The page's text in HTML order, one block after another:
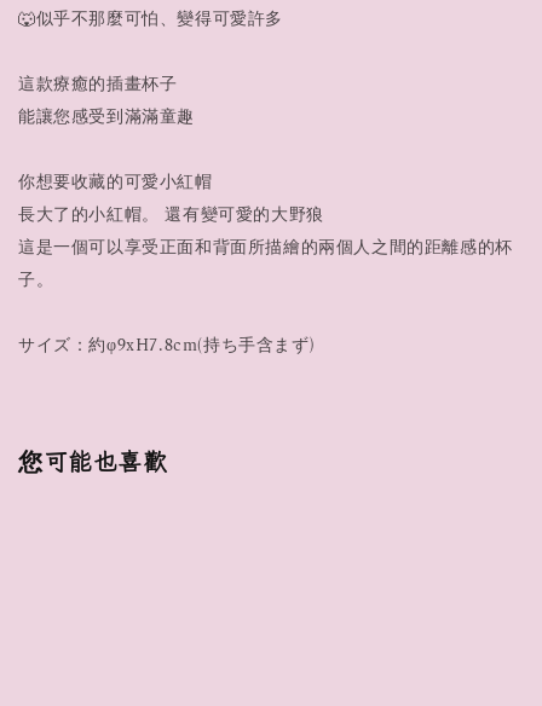
🐺似乎不那麼可怕、變得可愛許多
這款療癒的插畫杯子
能讓您感受到滿滿童趣
你想要收藏的可愛小紅帽
長大了的小紅帽。 還有變可愛的大野狼
這是一個可以享受正面和背面所描繪的兩個人之間的距離感的杯
子。
サイズ：約φ9xH7.8cm(持ち手含まず)
您可能也喜歡